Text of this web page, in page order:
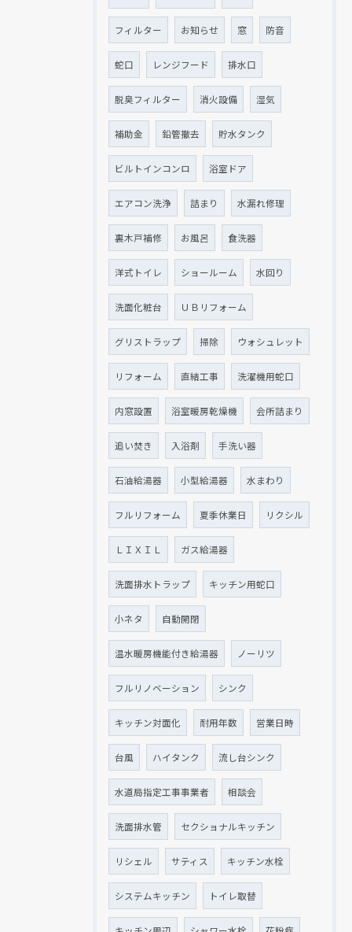
フィルター お知らせ 窓 防音
蛇口 レンジフード 排水口
脱臭フィルター 消火設備 湿気
補助金 鉛管撤去 貯水タンク
ビルトインコンロ 浴室ドア
エアコン洗浄 詰まり 水漏れ修理
裏木戸補修 お風呂 食洗器
洋式トイレ ショールーム 水回り
洗面化粧台 ＵＢリフォーム
グリストラップ 掃除 ウォシュレット
リフォーム 直結工事 洗濯機用蛇口
内窓設置 浴室暖房乾燥機 会所詰まり
追い焚き 入浴剤 手洗い器
石油給湯器 小型給湯器 水まわり
フルリフォーム 夏季休業日 リクシル
ＬＩＸＩＬ ガス給湯器
洗面排水トラップ キッチン用蛇口
小ネタ 自動開閉
温水暖房機能付き給湯器 ノーリツ
フルリノベーション シンク
キッチン対面化 耐用年数 営業日時
台風 ハイタンク 流し台シンク
水道局指定工事事業者 相談会
洗面排水管 セクショナルキッチン
リシェル サティス キッチン水栓
システムキッチン トイレ取替